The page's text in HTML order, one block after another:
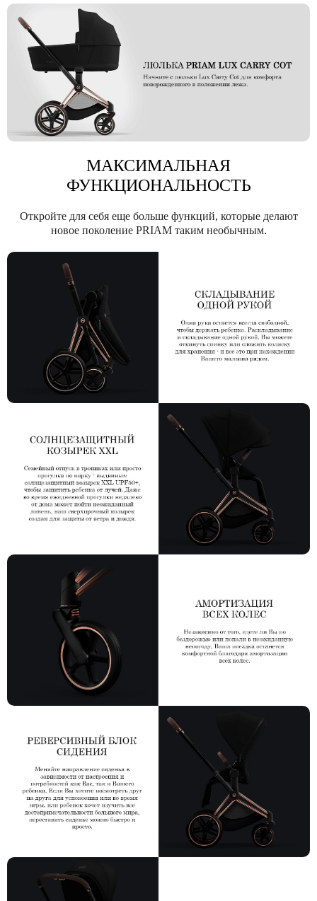
МАКСИМАЛЬНАЯ
ФУНКЦИОНАЛЬНОСТЬ
Откройте для себя еще больше функций, которые делают
новое поколение PRIAM таким необычным.